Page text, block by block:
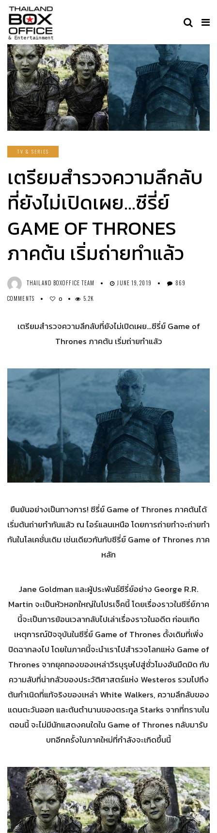
TV & SERIES
เตรียมสำรวจความลึกลับ
ที่ยังไม่เปิดเผย…ซีรี่ย์
GAME OF THRONES
ภาคต้น เริ่มถ่ายทำแล้ว
THAILAND BOXOFFICE TEAM JUNE 19, 2019
869
COMMENTS
0 5.2K
เตรียมสำรวจความลึกลับที่ยังไม่เปิดเผย…ซีรี่ย์ Game of
Thrones ภาคต้น เริ่มถ่ายทำแล้ว
ยืนยันอย่างเป็นทางการ! ซีรี่ย์ Game of Thrones ภาคต้นได้
เริ่มต้นถ่ายทำกันแล้ว ณ ไอร์แลนเหนือ โดยการถ่ายทำจะถ่ายทำ
กันในโลเคชั่นเดิม เช่นเดียวกันกับซีรี่ย์ Game of Thrones ภาค
หลัก
Jane Goldman และผู้ประพันธ์ซีรี่ย์อย่าง George R.R.
Martin จะเป็นหัวหอกใหญ่ในโปรเจ็คนี้ โดยเรื่องราวในซีรี่ย์ภาค
นี้จะเป็นการย้อนเวลากลับไปเล่าเรื่องราวในอดีต ก่อนเกิด
เหตุการณ์ปัจจุบันในซีรี่ย์ Game of Thrones ดั้งเดิมที่เพิ่ง
ปิดฉากลงไป โดยในภาคนี้จะนำเราไปสำรวจโลกแห่ง Game of
Thrones จากยุคทองของเหล่าวีรบุรุษไปสู่ชั่วโมงอันมืดมิด กับ
ความลับที่น่ากลัวของประวัติศาสตร์แห่ง Westeros รวมไปถึง
ต้นกำเนิดที่แท้จริงของเหล่า White Walkers, ความลึกลับของ
แดนตะวันออก และต้นตำนานของตระกูล Starks จากที่ทราบใน
ตอนนี้ จะไม่มีนักแสดงคนใดใน Game of Thrones กลับมารับ
บทอีกครั้งในภาคใหม่ที่กำลังจะเกิดขึ้นนี้